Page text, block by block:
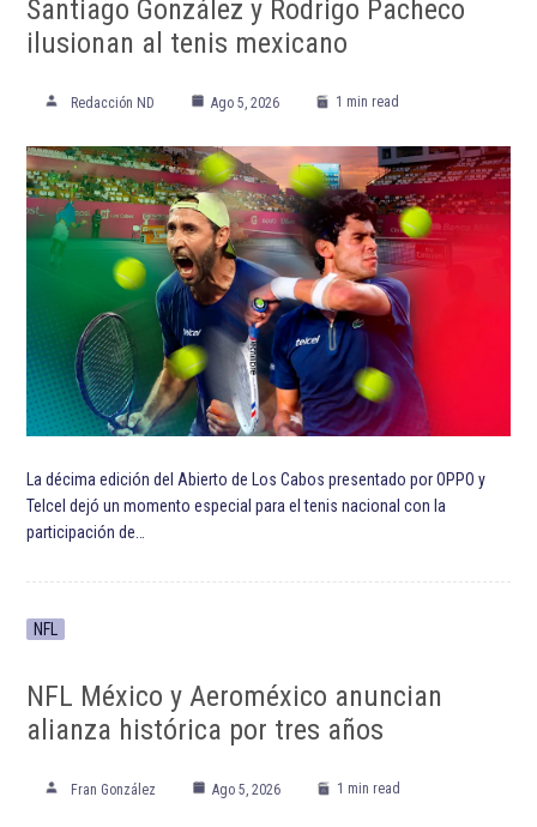
Santiago González y Rodrigo Pacheco
ilusionan al tenis mexicano
Redacción ND Ago 5, 2026 1 min read
La décima edición del Abierto de Los Cabos presentado por OPPO y
Telcel dejó un momento especial para el tenis nacional con la
participación de…
NFL
NFL México y Aeroméxico anuncian
alianza histórica por tres años
Fran González Ago 5, 2026 1 min read